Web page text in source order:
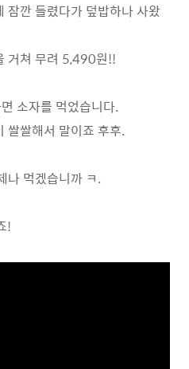
잠깐 들렸다가 덮밥하나 사왔
거쳐 무려 5,490원!!
소자를 먹었습니다.
쌀쌀해서 말이죠 후후.
나 먹겠습니까 ㅋ.
!